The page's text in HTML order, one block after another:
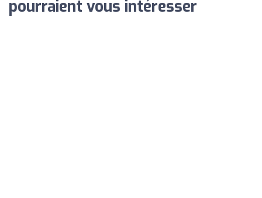
pourraient vous intéresser